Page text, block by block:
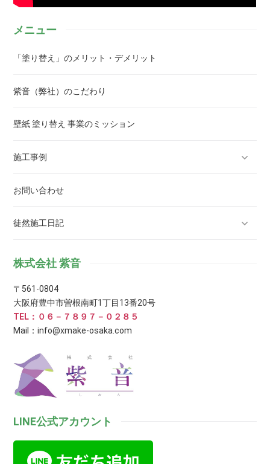
メニュー
「塗り替え」のメリット・デメリット
紫音（弊社）のこだわり
壁紙 塗り替え 事業のミッション
施工事例
お問い合わせ
徒然施工日記
株式会社 紫音
〒561-0804
大阪府豊中市曽根南町1丁目13番20号
TEL：０６－７８９７－０２８５
Mail：info@xmake-osaka.com
LINE公式アカウント